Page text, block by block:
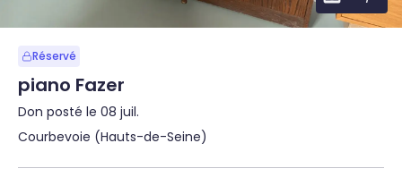
Réservé
piano Fazer
Don posté le 08 juil.
Courbevoie (Hauts-de-Seine)